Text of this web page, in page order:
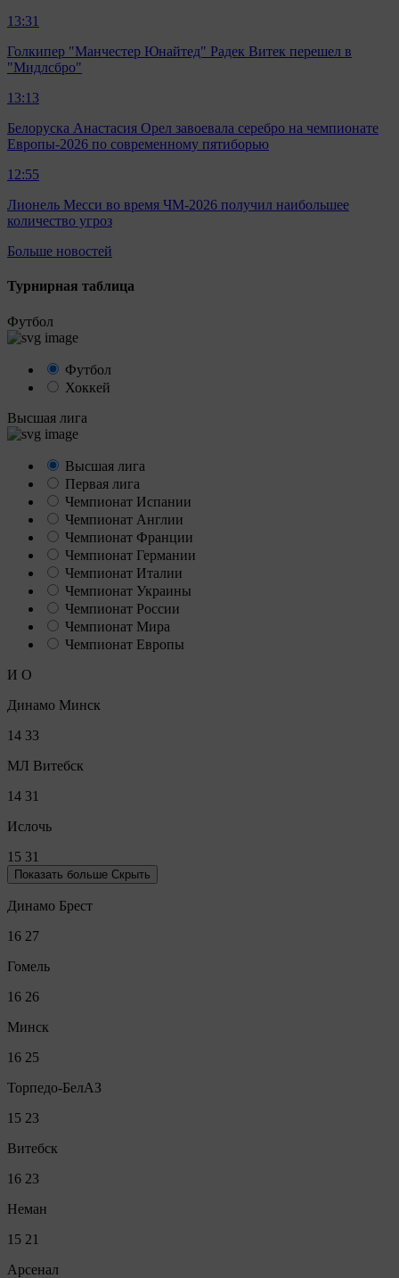
13:31
Голкипер "Манчестер Юнайтед" Радек Витек перешел в
"Мидлсбро"
13:13
Белоруска Анастасия Орел завоевала серебро на чемпионате
Европы-2026 по современному пятиборью
12:55
Лионель Месси во время ЧМ-2026 получил наибольшее
количество угроз
Больше новостей
Турнирная таблица
Футбол
Футбол
Хоккей
Высшая лига
Высшая лига
Первая лига
Чемпионат Испании
Чемпионат Англии
Чемпионат Франции
Чемпионат Германии
Чемпионат Италии
Чемпионат Украины
Чемпионат России
Чемпионат Мира
Чемпионат Европы
И О
Динамо Минск
14 33
МЛ Витебск
14 31
Ислочь
15 31
Показать больше Скрыть
Динамо Брест
16 27
Гомель
16 26
Минск
16 25
Торпедо-БелАЗ
15 23
Витебск
16 23
Неман
15 21
Арсенал